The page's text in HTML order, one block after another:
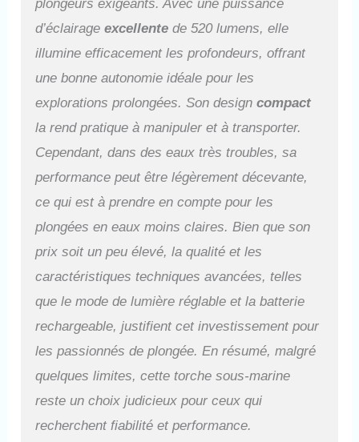
charge de batterie visible
pendant la plongée pour
contrôle optimal.
CONSTRUCTION
ALUMINIUM ANODISÉ
ROBUSTE - Corps en
aluminium anodisé ultra-
résistant (300g avec batterie),
diamètre 26mm, longueur
ergonomique pour utilisation
d'une seule main, sangle de
poignet réglable incluse.
Système de contrôle
thermique pour usage hors de
INCLUS ET PROTECTION
COMPLÈTE - Livrée avec
matériau très résistant pour
transport et stockage
magnétique étanche
empêchant toute infiltration
pour plongeurs de tous
plongeurs exigeants. Avec une puissance
d’éclairageexcellente de 520 lumens, elle
illumine efficacement les profondeurs, offrant
une bonne autonomie idéale pour les
explorations prolongées. Son designcompact
la rend pratique à manipuler et à transporter.
Cependant, dans des eaux très troubles, sa
performance peut être légèrement décevante,
ce qui est à prendre en compte pour les
plongées en eaux moins claires. Bien que son
prix soit un peu élevé, la qualité et les
caractéristiques techniques avancées, telles
que le mode de lumière réglable et la batterie
rechargeable, justifient cet investissement pour
les passionnés de plongée. En résumé, malgré
quelques limites, cette torche sous-marine
reste un choix judicieux pour ceux qui
recherchent fiabilité et performance.